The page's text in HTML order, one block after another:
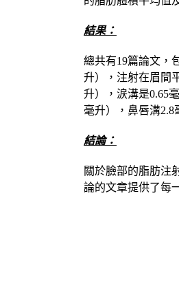
結果：
總共有19篇論文，
升），注射在眉間
升），涙溝是0.65
毫升），鼻唇溝2.8
結論：
關於臉部的脂肪注
論的文章提供了每